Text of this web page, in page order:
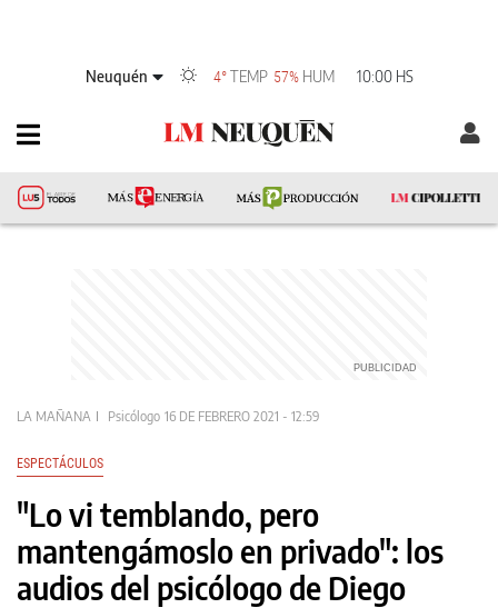
Neuquén 4° TEMP 57% HUM 10:00 HS
LA MAÑANA Psicólogo 16 DE FEBRERO 2021 - 12:59
ESPECTÁCULOS
"Lo vi temblando, pero
mantengámoslo en privado": los
audios del psicólogo de Diego